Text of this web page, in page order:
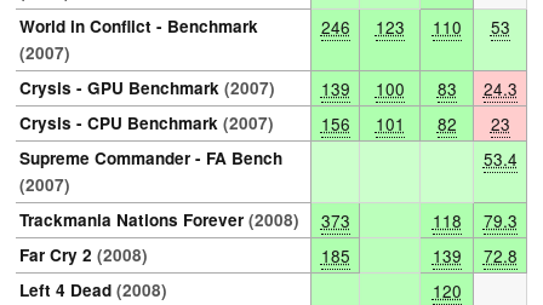
World in Conflict - Benchmark
(2007)
246 123 110 53
Crysis - GPU Benchmark (2007) 139 100 83 24.3
Crysis - CPU Benchmark (2007) 156 101 82 23
Supreme Commander - FA Bench
(2007)
53.4
Trackmania Nations Forever (2008) 373 118 79.3
Far Cry 2 (2008) 185 139 72.8
Left 4 Dead (2008) 120